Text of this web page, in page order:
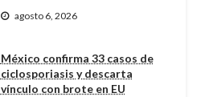
agosto 6, 2026
México confirma 33 casos de
ciclosporiasis y descarta
vínculo con brote en EU